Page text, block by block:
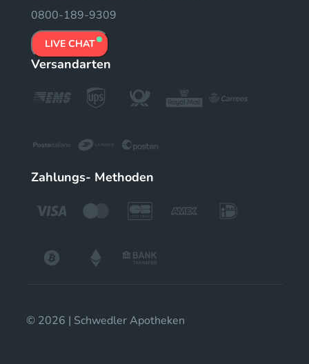
0800-189-9309
LIVE CHAT
Versandarten
Zahlungs- Methoden
© 2026 | Schwedler Apotheken